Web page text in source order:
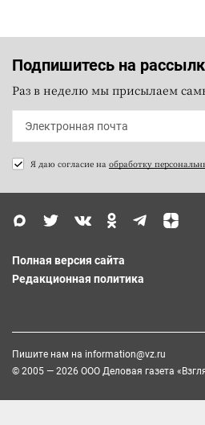
Подпишитесь на
Раз в неделю мы присылаем
Я даю согласие на обработку
Полная версия сайта
Редакционная политика
Пишите нам на information@vz.ru
© 2005 — 2026 ООО Деловая газета